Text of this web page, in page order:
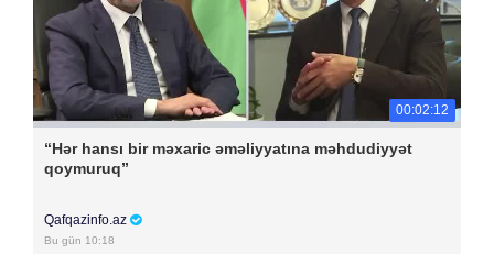
00:02:12
“Hər hansı bir məxaric əməliyyatına məhdudiyyət
qoymuruq”
Qafqazinfo.az
Bu gün 10:18